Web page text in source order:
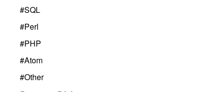
#SQL
#Perl
#PHP
#Atom
#Other